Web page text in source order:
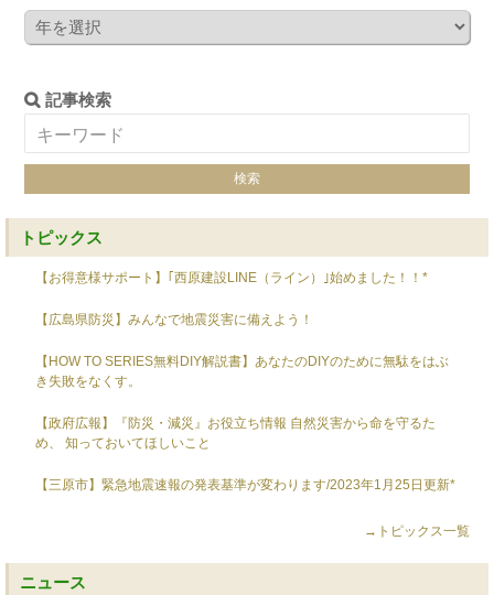
記事検索
トピックス
【お得意様サポート】｢西原建設LINE（ライン）｣始めました！！*
【広島県防災】みんなで地震災害に備えよう！
【HOW TO SERIES無料DIY解説書】あなたのDIYのために無駄をはぶ
き失敗をなくす。
【政府広報】『防災・減災』お役立ち情報 自然災害から命を守るた
め、 知っておいてほしいこと
【三原市】緊急地震速報の発表基準が変わります/2023年1月25日更新*
→トピックス一覧
ニュース